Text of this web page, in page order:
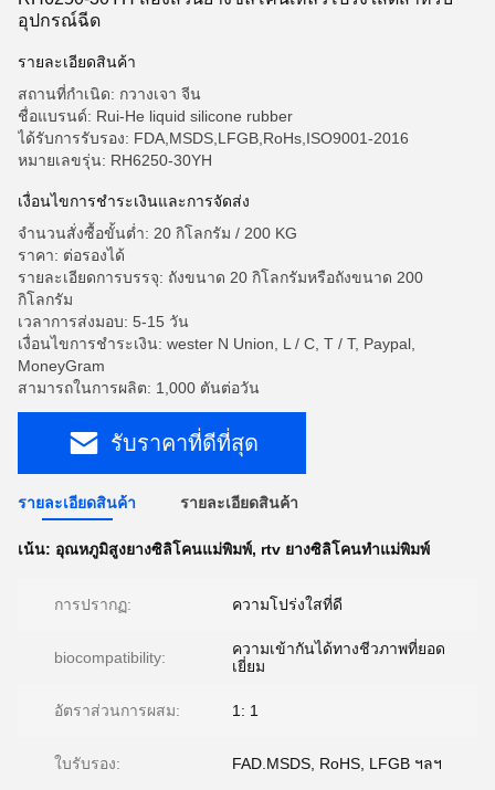
อุปกรณ์ฉีด
รายละเอียดสินค้า
สถานที่กำเนิด: กวางเจา จีน
ชื่อแบรนด์: Rui-He liquid silicone rubber
ได้รับการรับรอง: FDA,MSDS,LFGB,RoHs,ISO9001-2016
หมายเลขรุ่น: RH6250-30YH
เงื่อนไขการชำระเงินและการจัดส่ง
จำนวนสั่งซื้อขั้นต่ำ: 20 กิโลกรัม / 200 KG
ราคา: ต่อรองได้
รายละเอียดการบรรจุ: ถังขนาด 20 กิโลกรัมหรือถังขนาด 200
กิโลกรัม
เวลาการส่งมอบ: 5-15 วัน
เงื่อนไขการชำระเงิน: wester N Union, L / C, T / T, Paypal,
MoneyGram
สามารถในการผลิต: 1,000 ตันต่อวัน
รับราคาที่ดีที่สุด
รายละเอียดสินค้า รายละเอียดสินค้า
เน้น: อุณหภูมิสูงยางซิลิโคนแม่พิมพ์, rtv ยางซิลิโคนทำแม่พิมพ์
การปรากฏ: ความโปร่งใสที่ดี
biocompatibility:
ความเข้ากันได้ทางชีวภาพที่ยอด
เยี่ยม
อัตราส่วนการผสม: 1: 1
ใบรับรอง: FAD.MSDS, RoHS, LFGB ฯลฯ